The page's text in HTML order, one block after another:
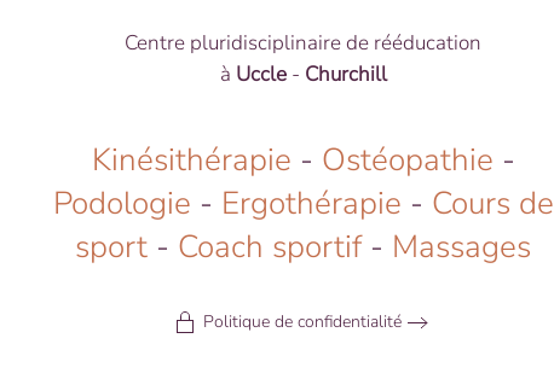
Centre pluridisciplinaire de rééducation
à Uccle- Churchill
Kinésithérapie - Ostéopathie -
Podologie - Ergothérapie - Cours de
sport - Coach sportif- Massages
Politique de confidentialité